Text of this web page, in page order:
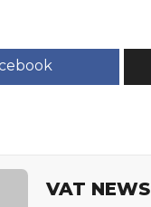
VAT NEWS